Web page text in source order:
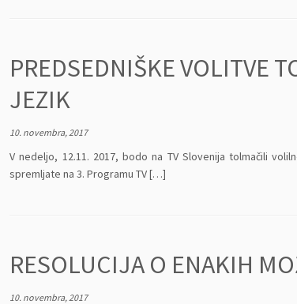
PREDSEDNIŠKE VOLITVE
JEZIK
10. novembra, 2017
V nedeljo, 12.11. 2017, bodo na TV Slovenija tolmačili
spremljate na 3. Programu TV […]
RESOLUCIJA O ENAKIH
10. novembra, 2017